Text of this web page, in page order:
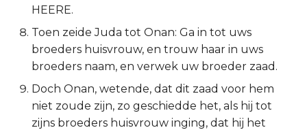
2 Thessalonicenzen
1 Timótheüs
2 Timótheüs
HEERE.
Toen zeide Juda tot Onan: Ga in tot uws
broeders huisvrouw, en trouw haar in uws
broeders naam, en verwek uw broeder zaad.
Doch Onan, wetende, dat dit zaad voor hem
niet zoude zijn, zo geschiedde het, als hij tot
zijns broeders huisvrouw inging, dat hij het